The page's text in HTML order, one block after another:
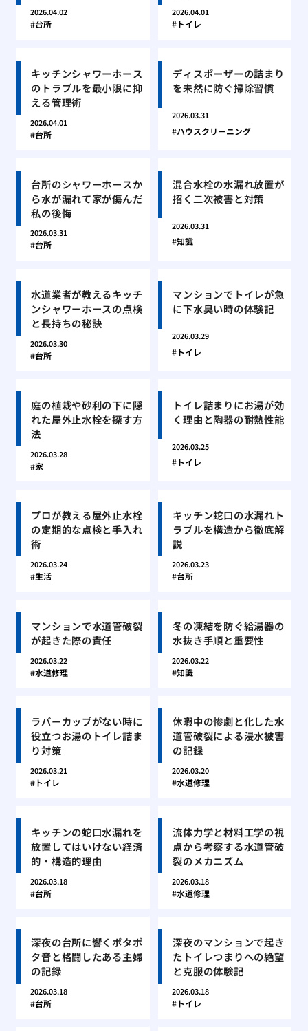
2026.04.02
台所
2026.04.01
トイレ
キッチンシャワーホース
のトラブルを最小限に抑
える管理術
2026.04.01
台所
ディスポーザーの詰まり
を未然に防ぐ掃除習慣
2026.03.31
ハウスクリーニング
台所のシャワーホースか
ら水が漏れて家が傷んだ
私の後悔
2026.03.31
台所
混合水栓の水漏れ放置が
招く二次被害と対策
2026.03.31
知識
水道業者が教えるキッチ
ンシャワーホースの点検
と長持ちの秘訣
2026.03.30
台所
マンションでトイレが急
に下水臭い時の体験記
2026.03.29
トイレ
庭の植栽や砂利の下に隠
れた屋外止水栓を探す方
法
2026.03.28
家
トイレ詰まりにお湯が効
く理由と陶器の耐熱性能
2026.03.25
トイレ
プロが教える屋外止水栓
の定期的な点検と手入れ
術
2026.03.24
生活
キッチン蛇口の水漏れト
ラブルを構造から徹底解
説
2026.03.23
台所
マンションで水道管破裂
が起きた際の責任
2026.03.22
水道修理
冬の凍結を防ぐ給湯器の
水抜き手順と重要性
2026.03.22
知識
ラバーカップがない時に
役立つお湯のトイレ詰ま
り対策
2026.03.21
トイレ
休暇中の惨劇と化した水
道管破裂による浸水被害
の記録
2026.03.20
水道修理
キッチンの蛇口水漏れを
放置してはいけない経済
的・構造的理由
2026.03.18
台所
流体力学と材料工学の視
点から考察する水道管破
裂のメカニズム
2026.03.18
水道修理
深夜の台所に響くポタポ
タ音と格闘したある主婦
の記録
2026.03.18
台所
深夜のマンションで起き
たトイレつまりへの絶望
と克服の体験記
2026.03.18
トイレ